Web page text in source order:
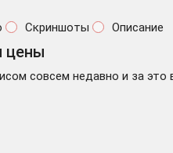
Скриншоты Описание
цены
совсем недавно и за